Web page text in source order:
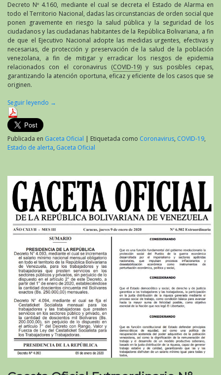
Decreto Nº 4.160, mediante el cual se decreta el Estado de Alarma en
todo el Territorio Nacional, dadas las circunstancias de orden social que
ponen gravemente en riesgo la salud pública y la seguridad de los
ciudadanos y las ciudadanas habitantes de la República Bolivariana, a fin
de que el Ejecutivo Nacional adopte las medidas urgentes, efectivas y
necesarias, de protección y preservación de la salud de la población
venezolana, a fin de mitigar y erradicar los riesgos de epidemia
relacionados con el coronavirus (COVID-19) y sus posibles cepas,
garantizando la atención oportuna, eficaz y eficiente de los casos que se
originen.
Seguir leyendo →
Publicada en Gaceta Oficial Etiquetada como Coronavirus, COVID-19,
Estado de alerta, Gaceta Oficial